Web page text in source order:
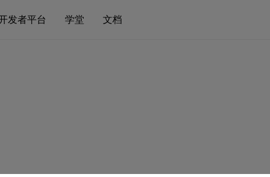
发者平台 学堂 文档